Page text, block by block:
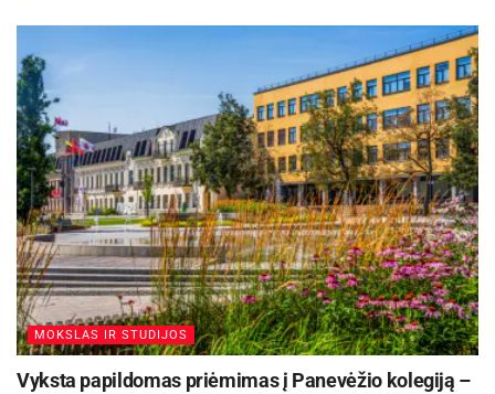
MOKSLAS IR STUDIJOS
Vyksta papildomas priėmimas į Panevėžio kolegiją –